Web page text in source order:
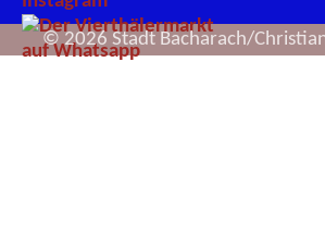
© 2026 Stadt Bacharach/